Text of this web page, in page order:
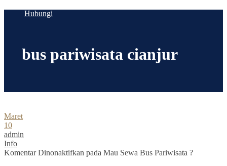
Hubungi
bus pariwisata cianjur
Maret
10
admin
Info
Komentar Dinonaktifkan pada Mau Sewa Bus Pariwisata ?